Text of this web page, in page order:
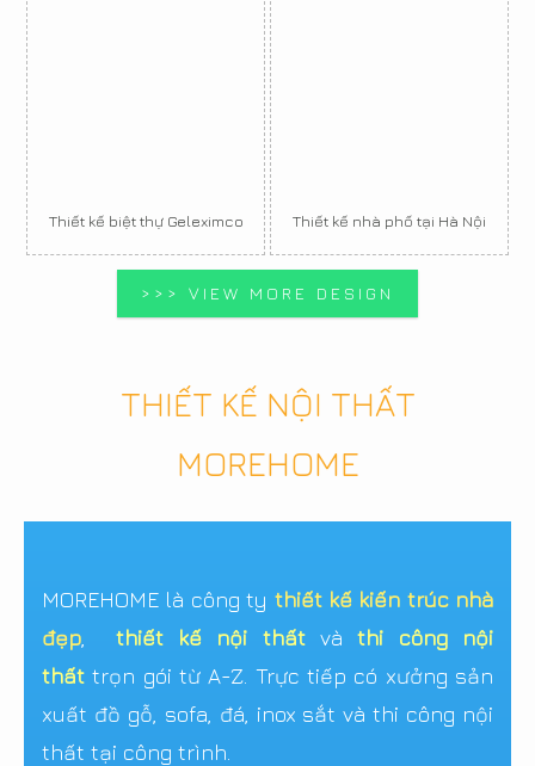
Thiết kế biệt thự Geleximco Thiết kế nhà phố tại Hà Nội
>>> VIEW MORE DESIGN
THIẾT KẾ NỘI THẤT
MOREHOME
MOREHOME là công ty thiết kế kiến trúc nhà
đẹp
thiết kế nội thấtvàthi công nội
thất trọn gói từ A-Z. Trực tiếp có xưởng sản
xuất đồ gỗ, sofa, đá, inox sắt và thi công nội
thất tại công trình.